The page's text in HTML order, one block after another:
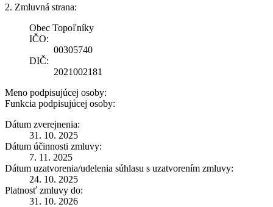
2. Zmluvná strana:
Obec Topoľníky
IČO:
00305740
DIČ:
2021002181
Meno podpisujúcej osoby:
Funkcia podpisujúcej osoby:
Dátum zverejnenia:
31. 10. 2025
Dátum účinnosti zmluvy:
7. 11. 2025
Dátum uzatvorenia/udelenia súhlasu s uzatvorením zmluvy:
24. 10. 2025
Platnosť zmluvy do:
31. 10. 2026